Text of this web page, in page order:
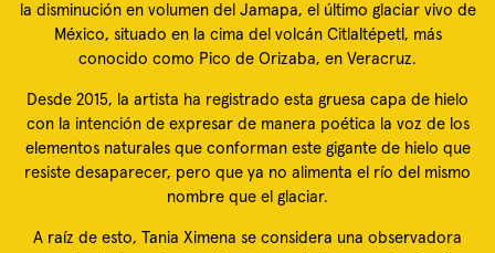
la disminución en volumen del Jamapa, el último glaciar vivo de
México, situado en la cima del volcán Citlaltépetl, más
conocido como Pico de Orizaba, en Veracruz.
Desde 2015, la artista ha registrado esta gruesa capa de hielo
con la intención de expresar de manera poética la voz de los
elementos naturales que conforman este gigante de hielo que
resiste desaparecer, pero que ya no alimenta el río del mismo
nombre que el glaciar.
A raíz de esto, Tania Ximena se considera una observadora